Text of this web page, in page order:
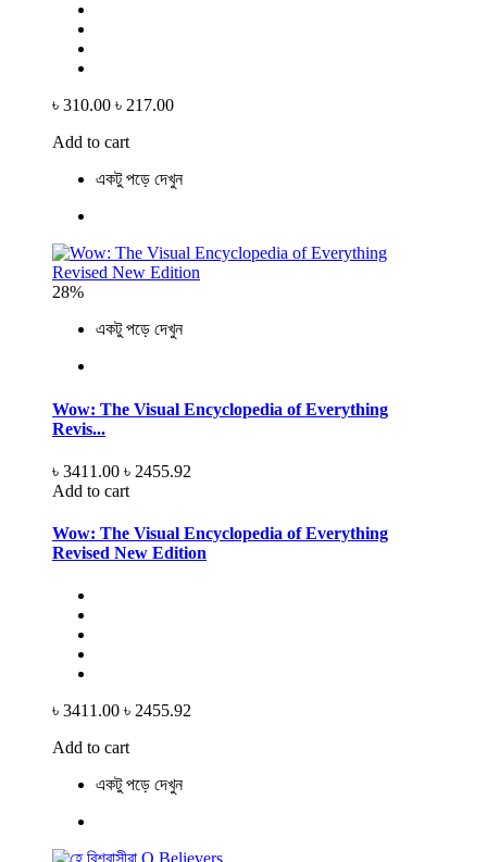
৳ 310.00 ৳ 217.00
Add to cart
একটু পড়ে দেখুন
28%
একটু পড়ে দেখুন
Wow: The Visual Encyclopedia of Everything
Revis...
৳ 3411.00 ৳ 2455.92
Add to cart
Wow: The Visual Encyclopedia of Everything
Revised New Edition
৳ 3411.00 ৳ 2455.92
Add to cart
একটু পড়ে দেখুন